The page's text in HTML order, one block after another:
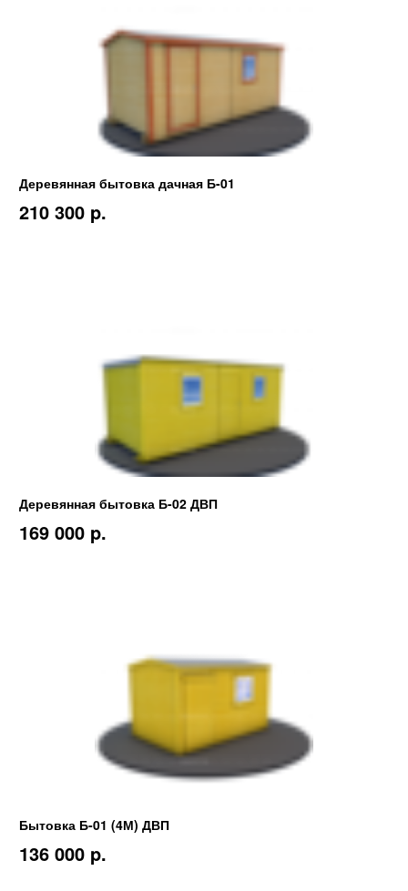
Деревянная бытовка дачная Б-01
210 300 p.
Деревянная бытовка Б-02 ДВП
169 000 p.
Бытовка Б-01 (4М) ДВП
136 000 p.